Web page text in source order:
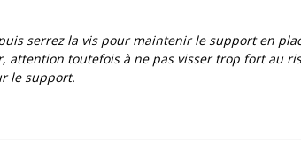
serrez la vis pour maintenir le support en
attention toutefois à ne pas visser trop fort au
le support.